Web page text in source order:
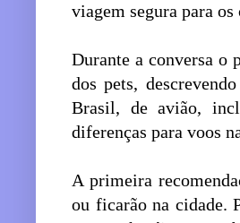
viagem segura para os
Durante a conversa o
dos pets,
Brasil, de avião,
diferenças para voos
A primeira
ou ficarão na cidade.